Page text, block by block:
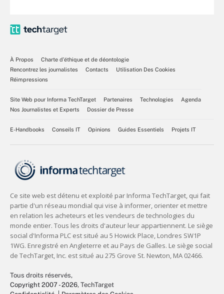
À Propos
Charte d’éthique et de déontologie
Rencontrez les journalistes
Contacts
Utilisation Des Cookies
Réimpressions
Site Web pour Informa TechTarget Partenaires Technologies
Agenda
Nos Journalistes et Experts
Dossier de Presse
E-Handbooks Conseils IT Opinions Guides Essentiels Projets IT
Tous droits réservés,
Copyright 2007 - 2026, TechTarget